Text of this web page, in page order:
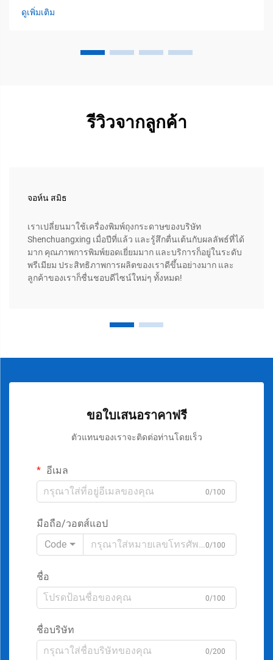
นั้นคุ้มค่าหรือไม่? จากประสบการณ์กว่าสิบปีของผมในการ
ทำงาน...
ดูเพิ่มเติม
รีวิวจากลูกค้า
จอห์น สมิธ
เราเปลี่ยนมาใช้เครื่องพิมพ์ถุงกระดาษของบริษัท
Shenchuangxing เมื่อปีที่แล้ว และรู้สึกตื่นเต้นกับผลลัพธ์ที่ได้
มาก คุณภาพการพิมพ์ยอดเยี่ยมมาก และบริการก็อยู่ในระดับ
พรีเมียม ประสิทธิภาพการผลิตของเราดีขึ้นอย่างมาก และ
ลูกค้าของเราก็ชื่นชอบดีไซน์ใหม่ๆ ทั้งหมด!
ขอใบเสนอราคาฟรี
ตัวแทนของเราจะติดต่อท่านโดยเร็ว
อีเมล
0/100
มือถือ/วอตส์แอป
Code
0/100
ชื่อ
0/100
ชื่อบริษัท
0/200